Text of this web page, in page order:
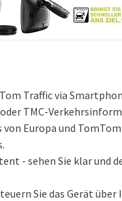
Traffic via
TMC-
Europa und
- sehen Sie klar und
Sie das Gerät